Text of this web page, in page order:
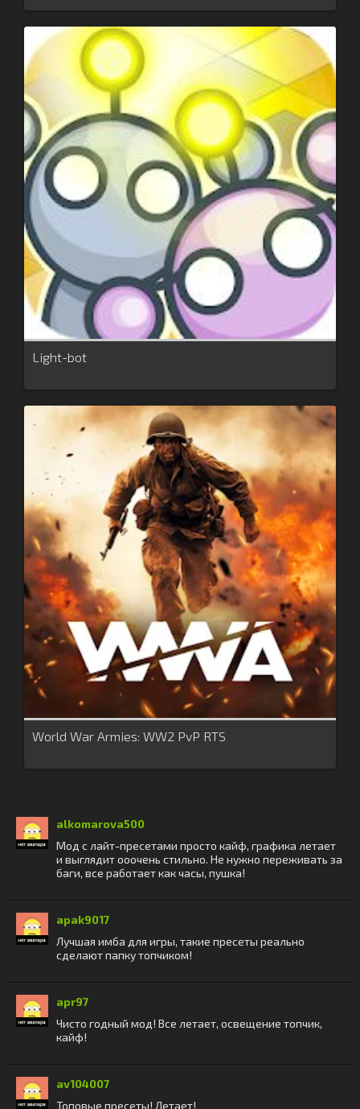
Light-bot
World War Armies: WW2 PvP RTS
alkomarova500
Мод с лайт-пресетами просто кайф, графика летает
и выглядит ооочень стильно. Не нужно переживать за
баги, все работает как часы, пушка!
apak9017
Лучшая имба для игры, такие пресеты реально
сделают папку топчиком!
apr97
Чисто годный мод! Все летает, освещение топчик,
кайф!
av104007
Топовые пресеты! Летает!